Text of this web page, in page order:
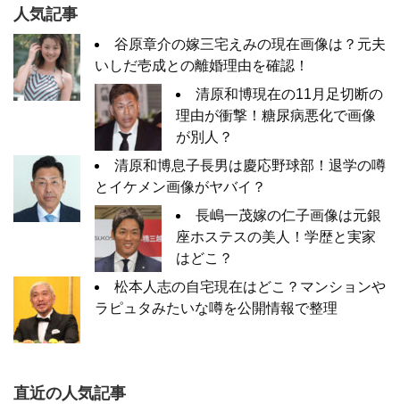
人気記事
谷原章介の嫁三宅えみの現在画像は？元夫
いしだ壱成との離婚理由を確認！
清原和博現在の11月足切断の
理由が衝撃！糖尿病悪化で画像
が別人？
清原和博息子長男は慶応野球部！退学の噂
とイケメン画像がヤバイ？
長嶋一茂嫁の仁子画像は元銀
座ホステスの美人！学歴と実家
はどこ？
松本人志の自宅現在はどこ？マンションや
ラピュタみたいな噂を公開情報で整理
直近の人気記事